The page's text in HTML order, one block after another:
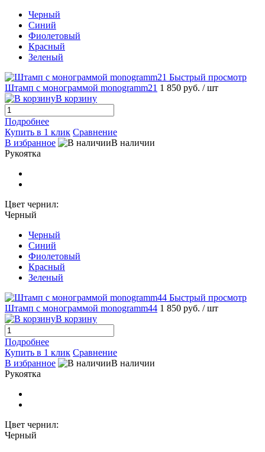
Черный
Синий
Фиолетовый
Красный
Зеленый
Быстрый просмотр
Штамп с монограммой monogramm21 1 850 руб. / шт
В корзину
Подробнее
Купить в 1 клик Сравнение
В избранное
В наличии
Рукоятка
Цвет чернил:
Черный
Черный
Синий
Фиолетовый
Красный
Зеленый
Быстрый просмотр
Штамп с монограммой monogramm44 1 850 руб. / шт
В корзину
Подробнее
Купить в 1 клик Сравнение
В избранное
В наличии
Рукоятка
Цвет чернил:
Черный